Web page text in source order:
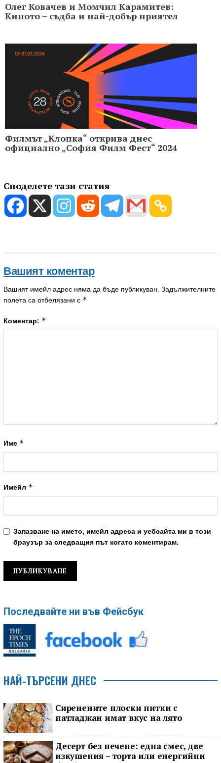
Олег Ковачев и Момчил Карамитев:
Киното – съдба и най-добър приятел
Филмът „Клопка“ открива днес
официално „София Филм Фест“ 2024
Споделете тази статия
Вашият коментар
Вашият имейл адрес няма да бъде публикуван. Задължителните
полета са отбелязани с *
Коментар: *
Име *
Имейл *
Запазване на името, имейл адреса и уебсайта ми в този
браузър за следващия път когато коментирам.
Последвайте ни във Фейсбук
НАЙ-ТЪРСЕНИ ДНЕС
Сиренените плоски питки с
патладжан имат вкус на лято
Десерт без печене: една смес, две
изкушения – торта или енергийни